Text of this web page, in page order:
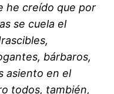
he creído que por
se cuela el
bárbaros,
asiento en el
todos, también,